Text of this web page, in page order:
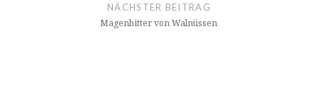
NÄCHSTER BEITRAG
Magenbitter von Walnüssen